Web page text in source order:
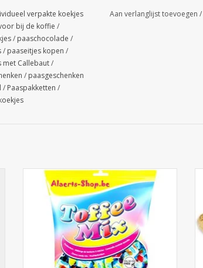
verpakte koekjes
bij de koffie /
/ paaschocolade /
/ paaseitjes kopen /
met Callebaut/
/ paasgeschenken
/ Paaspakketten /
Aan verlanglijst toevoegen /
Fruit toffee 1kg zakken
TOEVOEGEN AAN WINKELWAGEN